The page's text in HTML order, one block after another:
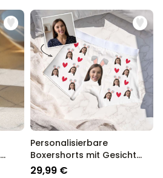
Personalisierbare
Boxershorts mit Gesicht
und Hasenohren
29,99 €